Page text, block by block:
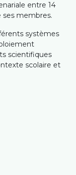
entre 14
ses membres.
systèmes
scientifiques
scolaire et